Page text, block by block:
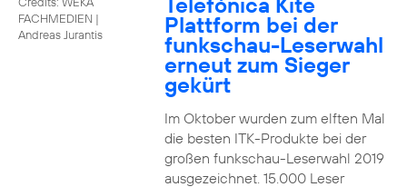
FACHMEDIEN |
Andreas Jurantis
Plattform bei der
funkschau-Leserwahl
erneut zum Sieger
gekürt
Im Oktober wurden zum elften Mal
die besten ITK-Produkte bei der
großen funkschau-Leserwahl 2019
ausgezeichnet. 15.000 Leser